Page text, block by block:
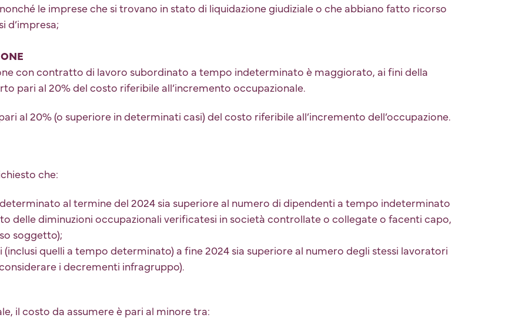
le imprese che si trovano in stato di liquidazione giudiziale o che abbiano fatto ricorso
d’impresa;
con contratto di lavoro subordinato a tempo indeterminato è maggiorato, ai fini della
pari al 20% del costo riferibile all’incremento occupazionale.
al 20% (o superiore in determinati casi) del costo riferibile all’incremento dell’occupazione.
che:
al termine del 2024 sia superiore al numero di dipendenti a tempo indeterminato
delle diminuzioni occupazionali verificatesi in società controllate o collegate o facenti capo,
soggetto);
quelli a tempo determinato) a fine 2024 sia superiore al numero degli stessi lavoratori
i decrementi infragruppo).
il costo da assumere è pari al minore tra: